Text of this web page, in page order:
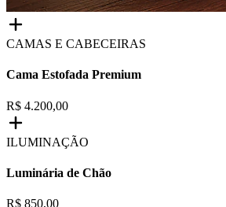
CAMAS E CABECEIRAS
Cama Estofada Premium
R$ 4.200,00
ILUMINAÇÃO
Luminária de Chão
R$ 850,00